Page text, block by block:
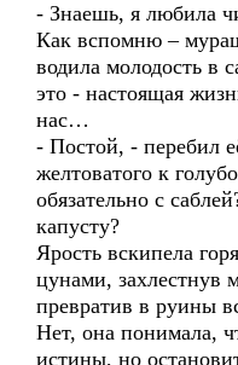
- Знаешь, я любила
Как вспомню –
водила молодость в
это - настоящая
нас…
- Постой, - перебил
желтоватого к
обязательно с
капусту?
Ярость вскипела
цунами, захлестнув
превратив в руины
Нет, она понимала,
истины, но